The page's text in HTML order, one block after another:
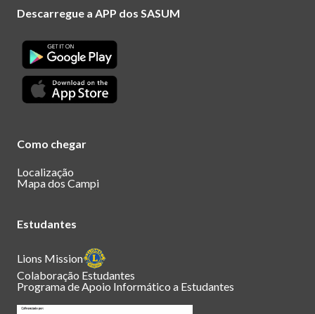
Descarregue a APP dos SASUM
Como chegar
Localização
Mapa dos Campi
Estudantes
Lions Mission
Colaboração Estudantes
Programa de Apoio Informático a Estudantes